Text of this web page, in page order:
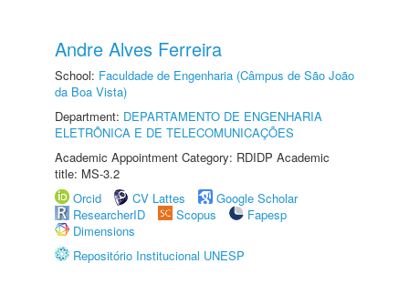
Andre Alves Ferreira
School: Faculdade de Engenharia (Câmpus de São João
da Boa Vista)
Department: DEPARTAMENTO DE ENGENHARIA
ELETRÔNICA E DE TELECOMUNICAÇÕES
Academic Appointment Category: RDIDP Academic
title: MS-3.2
Orcid
CV Lattes
Google Scholar
ResearcherID
Scopus
Fapesp
Dimensions
Repositório Institucional UNESP